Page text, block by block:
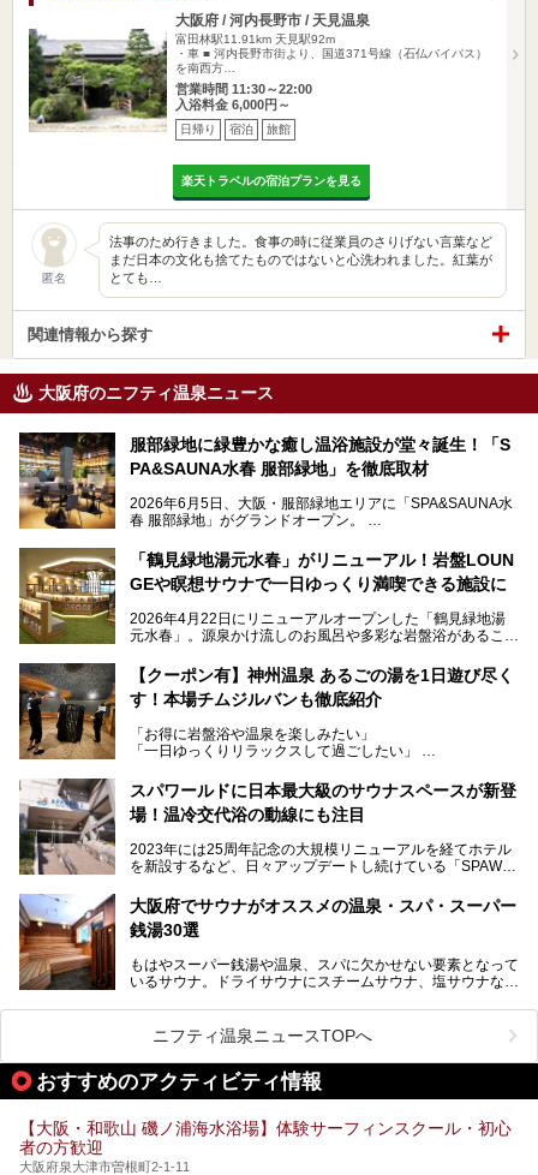
大阪府 / 河内長野市 / 天見温泉
富田林駅11.91km 天見駅92m
・車 ■ 河内長野市街より、国道371号線（石仏バイパス）
を南西方…
営業時間 11:30～22:00
入浴料金 6,000円～
日帰り 宿泊 旅館
楽天トラベルの宿泊プランを見る
匿名
法事のため行きました。食事の時に従業員のさりげない言葉など
まだ日本の文化も捨てたものではないと心洗われました。紅葉が
とても…
関連情報から探す
大阪府のニフティ温泉ニュース
服部緑地に緑豊かな癒し温浴施設が堂々誕生！「S
PA&SAUNA水春 服部緑地」を徹底取材
2026年6月5日、大阪・服部緑地エリアに「SPA&SAUNA水
春 服部緑地」がグランドオープン。
当初の計画から約5年の時を経て誕生した本施設は、温泉・
サウナ・岩盤浴・フィットネス・ラウンジ・レストランなど
を融合した、これまでの“水春”のイメージをさらに進化させ
今回はオープン前の内覧会に参加し、館内のこだわりポイン
サウナー注目の3種のサウナや160cmの深水風呂、没入感の
高い岩盤浴エリア、日本最大の台数を誇る最新AIフィットネ
スマシンなど、見どころ満載の館内を詳しくご紹介します。
「鶴見緑地湯元水春」がリニューアル！岩盤LOUN
GEや瞑想サウナで一日ゆっくり満喫できる施設に
2026年4月22日にリニューアルオープンした「鶴見緑地湯
元水春」。源泉かけ流しのお風呂や多彩な岩盤浴があること
に“一日中くつろげる場所”としてパワーアップしています。
今回のリニューアルでは、新たに登場した瞑想サウナをはじ
見どころが盛りだくさん。日常の疲れを癒やしたい方はもち
ろん、休日にゆったり過ごしたい方にもぴったりの内容とな
本記事では、そんなリニューアル後の注目ポイントを詳しく
紹介します。これから「鶴見緑地湯元水春」に訪れる方や、
い。
【クーポン有】神州温泉 あるごの湯を1日遊び尽く
す！本場チムジルバンも徹底紹介
「お得に岩盤浴や温泉を楽しみたい」
「一日ゆっくりリラックスして過ごしたい」
利用できる「神州温泉 あるごの湯」です。
あるごの湯は、大阪府豊中市にある日帰り温浴施設で、阪急
チムジルバン（岩盤浴）を中心に、発汗・リラックス・漫画
タイムまで満喫できる長時間滞在型の施設なので、一日中ゆ
る迫力ある熱波パフォーマンスも毎日行われており、“とと
のう”体験をしっかり楽しめるのもポイントです。
ケやボウリングといった遊び場もあり、友人同士やカップル
で“遊び+癒し”の一日を過ごすのにもぴったり。
処にいたるまで魅力をたっぷり堪能してきたので、その全容
スパワールドに日本最大級のサウナスペースが新登
場！温冷交代浴の動線にも注目
2023年には25周年記念の大規模リニューアルを経てホテル
を新設するなど、日々アップデートし続けている「SPAWO
そんなスパワールドが2025年11月15日（土）に、新たな浴
室や日本最大級140人収容の大規模サウナを携えてリニュー
アルオープン！浴室である4F・6Fそれぞれにリニューアル
大規模リニューアルの全容を確認すべく、リニューアルプレ
オープンイベントに行ってきました！今回はそのリニューア
大阪府でサウナがオススメの温泉・スパ・スーパー
銭湯30選
もはやスーパー銭湯や温泉、スパに欠かせない要素となって
いるサウナ。ドライサウナにスチームサウナ、塩サウナな
ペース、ロウリュウなど、心ゆくまで楽しむためのサービス
が充実した施設も多くみられます。
今回はそんなサウナにこだわった、大阪府内のオススメ温
泉・銭湯・スパを30件紹介したいと思います！
ニフティ温泉ニュースTOPへ
おすすめのアクティビティ情報
【大阪・和歌山 磯ノ浦海水浴場】体験サーフィンスクール・初心
者の方歓迎
大阪府泉大津市曽根町2-1-11